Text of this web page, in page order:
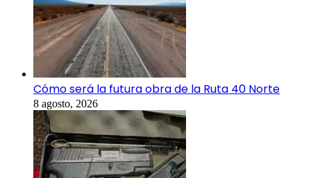
Cómo será la futura obra de la Ruta 40 Norte
8 agosto, 2026